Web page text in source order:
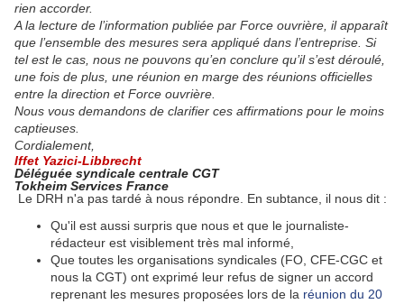
rien accorder.
A la lecture de l’information publiée par Force ouvrière, il apparaît
que l’ensemble des mesures sera appliqué dans l’entreprise. Si
tel est le cas, nous ne pouvons qu’en conclure qu’il s’est déroulé,
une fois de plus, une réunion en marge des réunions officielles
entre la direction et Force ouvrière.
Nous vous demandons de clarifier ces affirmations pour le moins
captieuses.
Cordialement,
Iffet Yazici-Libbrecht
Déléguée syndicale centrale CGT
Tokheim Services France
Le DRH n'a pas tardé à nous répondre. En subtance, il nous dit :
Qu'il est aussi surpris que nous et que le journaliste-
rédacteur est visiblement très mal informé,
Que toutes les organisations syndicales (FO, CFE-CGC et
nous la CGT) ont exprimé leur refus de signer un accord
reprenant les mesures proposées lors de la réunion du 20